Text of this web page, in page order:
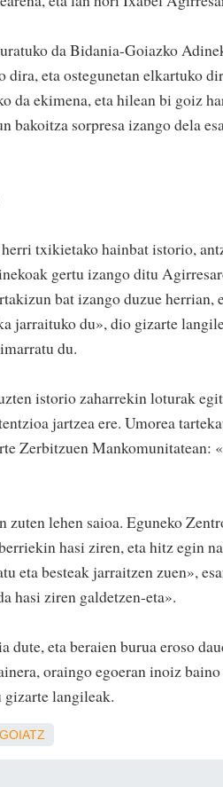
da Bidania-Goiazko
dira, eta ostegunetan elkartuko
da ekimena, eta hilean bi goiz
bakoitza sorpresa izango dela
txikietako hainbat istorio,
gertu izango ditu
bat izango duzue herrian,
jarraituko du», dio gizarte
du.
istorio zaharrekin loturak
jartzea ere. Umorea
Zerbitzuen Mankomunitatean:
zuten lehen saioa. Eguneko
hasi ziren, eta hitz egin
eta besteak jarraitzen zuen»,
hasi ziren galdetzen-eta».
dute, eta beraien burua eroso
oraingo egoeran inoiz
gizarte langileak.